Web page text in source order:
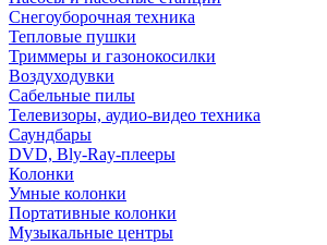
Снегоуборочная техника
Тепловые пушки
Триммеры и газонокосилки
Воздуходувки
Сабельные пилы
Телевизоры, аудио-видео техника
Саундбары
DVD, Bly-Ray-плееры
Колонки
Умные колонки
Портативные колонки
Музыкальные центры